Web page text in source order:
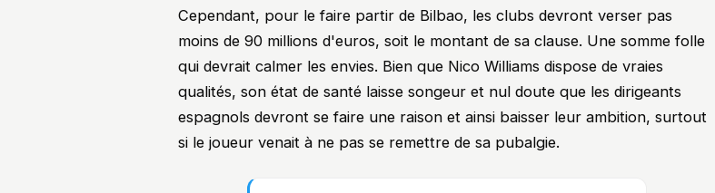
Cependant, pour le faire partir de Bilbao, les clubs devront verser pas
moins de 90 millions d'euros, soit le montant de sa clause. Une somme folle
qui devrait calmer les envies. Bien que Nico Williams dispose de vraies
qualités, son état de santé laisse songeur et nul doute que les dirigeants
espagnols devront se faire une raison et ainsi baisser leur ambition, surtout
si le joueur venait à ne pas se remettre de sa pubalgie.